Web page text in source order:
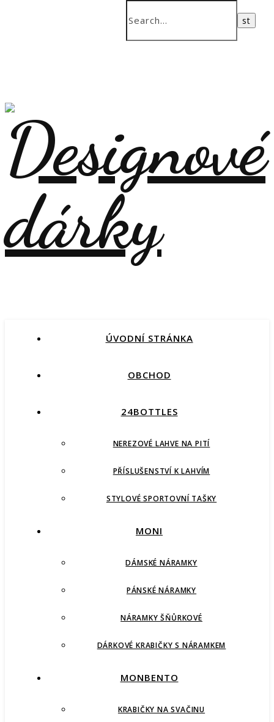
ÚVODNÍ STRÁNKA
OBCHOD
24BOTTLES
NEREZOVÉ LAHVE NA PITÍ
PŘÍSLUŠENSTVÍ K LAHVÍM
STYLOVÉ SPORTOVNÍ TAŠKY
MONI
DÁMSKÉ NÁRAMKY
PÁNSKÉ NÁRAMKY
NÁRAMKY ŠŇŮRKOVÉ
DÁRKOVÉ KRABIČKY S NÁRAMKEM
MONBENTO
KRABIČKY NA SVAČINU